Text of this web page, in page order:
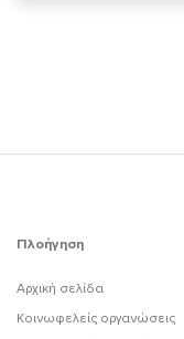
Πλοήγηση
Αρχική σελίδα
Κοινωφελείς οργανώσεις